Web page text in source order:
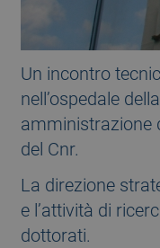
Un incontro
nell’ospedale
amministrazione
del Cnr.
La direzione
e l’attività di
dottorati.